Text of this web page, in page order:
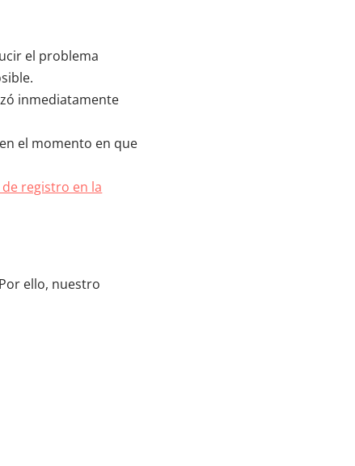
el problema
inmediatamente
el momento en que
registro en la
ello, nuestro